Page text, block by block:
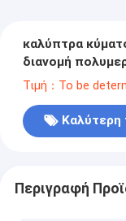
καλύπτρα
διανομή
Τιμή：To be
Καλύτερη
Περιγραφή